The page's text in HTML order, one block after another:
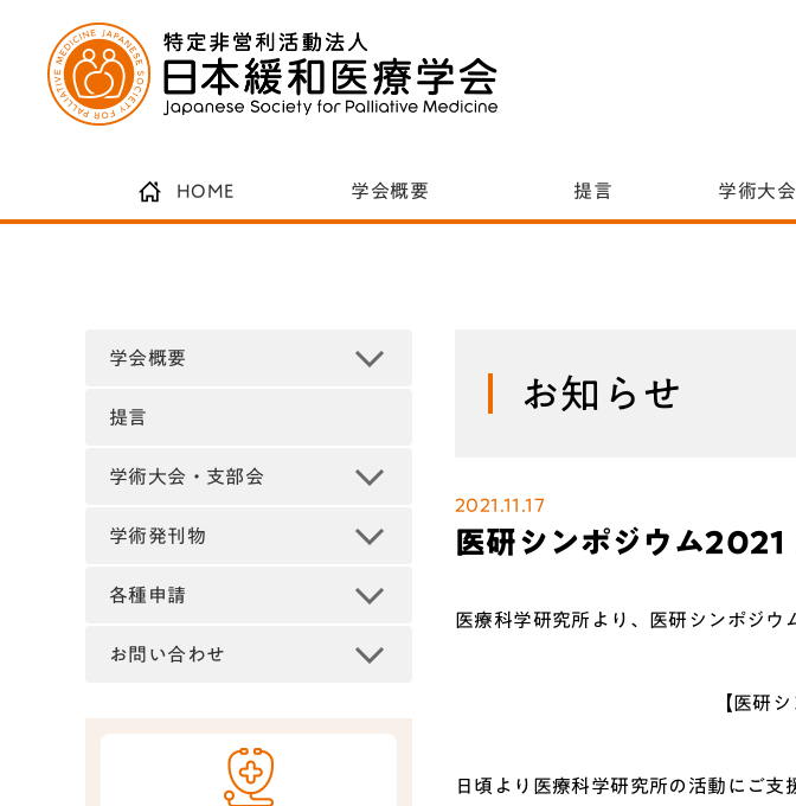
HOME 学会概要 提言 学術大
学会概要
提言
学術大会・支部会
学術発刊物
各種申請
お問い合わせ
お知らせ
2021.11.17
医研シンポジウム2021
医療科学研究所より、医研シンポジウ
【医研
日頃より医療科学研究所の活動にご支